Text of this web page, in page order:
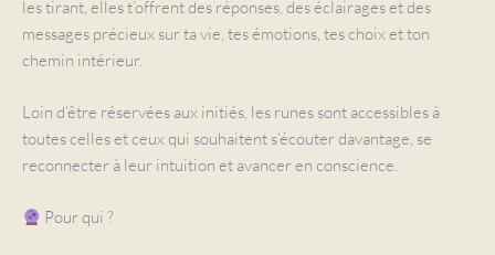
les tirant, elles t’offrent des réponses, des éclairages et des
messages précieux sur ta vie, tes émotions, tes choix et ton
chemin intérieur.
Loin d’être réservées aux initiés, les runes sont accessibles à
toutes celles et ceux qui souhaitent s’écouter davantage, se
reconnecter à leur intuition et avancer en conscience.
Pour qui ?